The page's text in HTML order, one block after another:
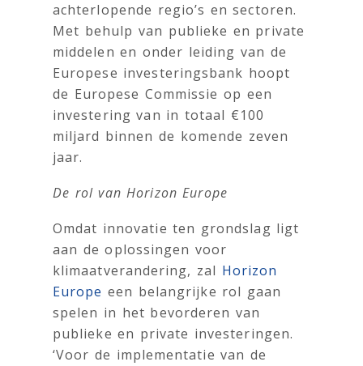
achterlopende regio’s en sectoren.
Met behulp van publieke en private
middelen en onder leiding van de
Europese investeringsbank hoopt
de Europese Commissie op een
investering van in totaal €100
miljard binnen de komende zeven
jaar.
De rol van Horizon Europe
Omdat innovatie ten grondslag ligt
aan de oplossingen voor
klimaatverandering, zal Horizon
Europe een belangrijke rol gaan
spelen in het bevorderen van
publieke en private investeringen.
‘Voor de implementatie van de